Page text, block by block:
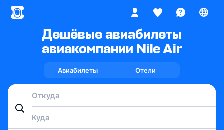
Дешёвые авиабилеты
авиакомпании Nile Air
Авиабилеты Отели